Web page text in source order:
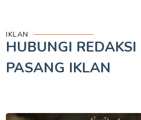
IKLAN
HUBUNGI
PASANG IKLAN